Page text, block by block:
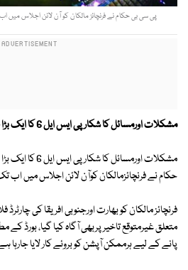
پی سی بی حکام نے فرنچائز مالکان کو آن لائن اجلاس میں
مشکلات اورمسائل کا شکارپی ایس ایل 6 کا ایک بڑا خطرہ وقتی طورپرٹل گیا۔
مشکلات اورمسائل
حکام نے فرنچائزمالکان کوآن لائن اجلاس میں اب
فرنچائز مالکان کو بھارت اورجنوبی افریقا کی
متعلق غیرمتوقع تاخیرپربھی آگاہ کیا گیا، بورڈ
پانے کے لیے ہرممکن آپشن کو بروئے کار لایا جارہا